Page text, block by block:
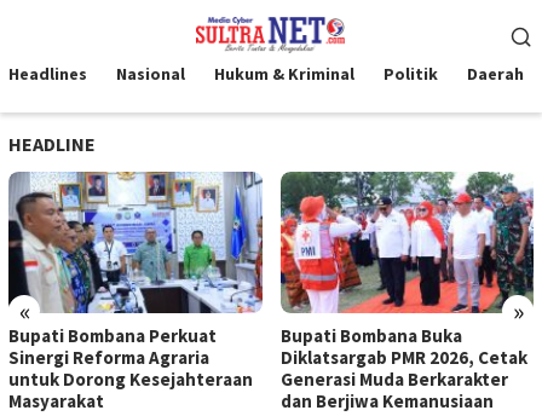
kontenMobile
Headlines Nasional Hukum & Kriminal Politik Daerah
HEADLINE
« »
Bupati Bombana Perkuat
Sinergi Reforma Agraria
untuk Dorong Kesejahteraan
Masyarakat
Bupati Bombana Buka
Diklatsargab PMR 2026, Cetak
Generasi Muda Berkarakter
dan Berjiwa Kemanusiaan